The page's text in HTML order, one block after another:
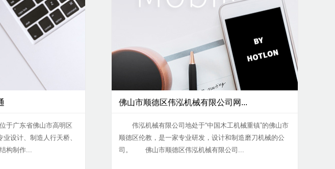
广东省佛山市高明区
设计、制造人行天桥、
构制作...
佛山市顺德区伟泓机械有限公司网...
伟泓机械有限公司地处于“中国木工机械重镇”的佛山市
顺德区伦教，是一家专业研发，设计和制造磨刀机械的公
司。 佛山市顺德区伟泓机械有限公司...